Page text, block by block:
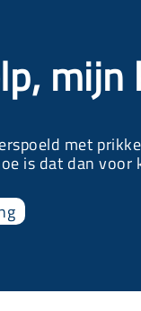
met
is dat dan voor